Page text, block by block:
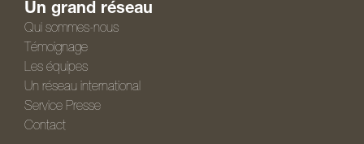
Un grand réseau
Qui sommes-nous
Témoignage
Les équipes
Un réseau international
Service Presse
Contact